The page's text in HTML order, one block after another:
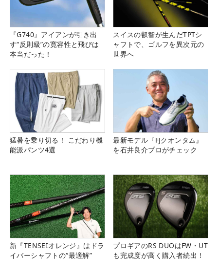
『G740』アイアンが引き出
す“反則級”の寛容性と飛びは
本当だった！
スイスの叡智が生んだTPTシ
ャフトで、ゴルフを異次元の
世界へ
猛暑を乗り切る！ こだわり機
能派パンツ4選
最新モデル『FJクオンタム』
を石井良介プロがチェック
新『TENSEIオレンジ』はドラ
イバーシャフトの“最適解”
プロギアのRS DUOはFW・UT
も完成度が高く購入者続出！